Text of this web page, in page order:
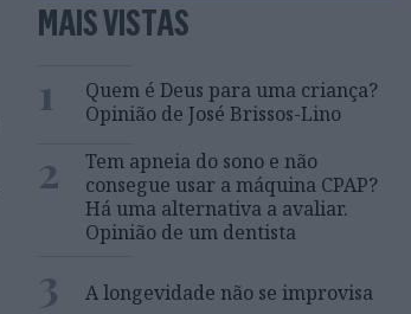
MAIS VISTAS
1
Quem é Deus para uma criança?
Opinião de José Brissos-Lino
2
Tem apneia do sono e não
consegue usar a máquina CPAP?
Há uma alternativa a avaliar.
Opinião de um dentista
3 A longevidade não se improvisa